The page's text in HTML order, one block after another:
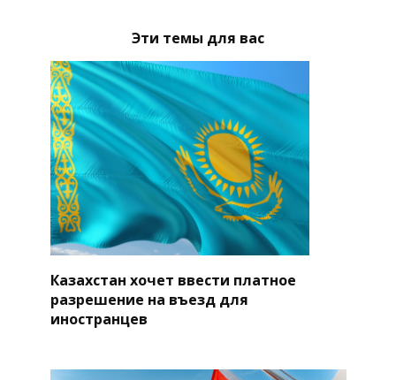
Эти темы для вас
Казахстан хочет ввести платное
разрешение на въезд для
иностранцев